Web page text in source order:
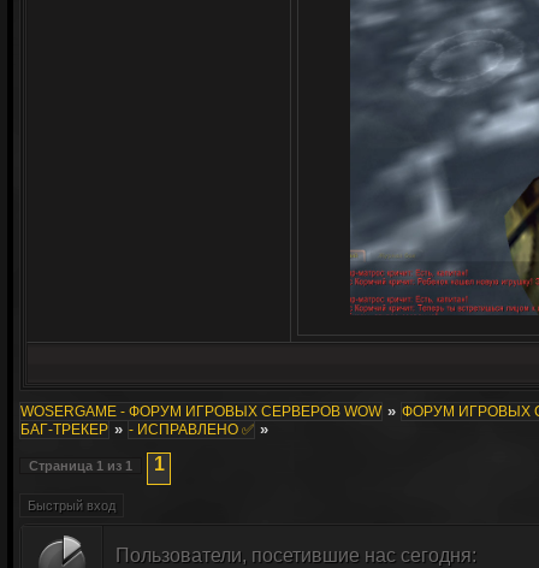
WOSERGAME - ФОРУМ ИГРОВЫХ СЕРВЕРОВ WOW » ФОРУМ ИГРОВЫХ
БАГ-ТРЕКЕР » - ИСПРАВЛЕНО ✅ »
Страница 1 из 1 1
Пользователи, посетившие нас сегодня: